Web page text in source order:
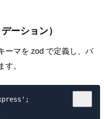
ーション）
ーマを zod で定義し、バ
。